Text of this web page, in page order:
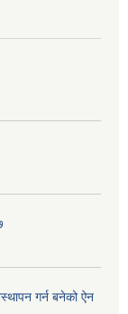
गर्न बनेको ऐन